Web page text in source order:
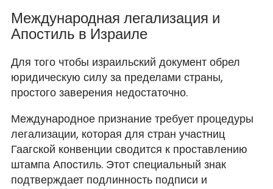
Международная легализация и
Апостиль в Израиле
Для того чтобы израильский документ обрел
юридическую силу за пределами страны,
простого заверения недостаточно.
Международное признание требует процедуры
легализации, которая для стран участниц
Гаагской конвенции сводится к проставлению
штампа Апостиль. Этот специальный знак
подтверждает подлинность подписи и